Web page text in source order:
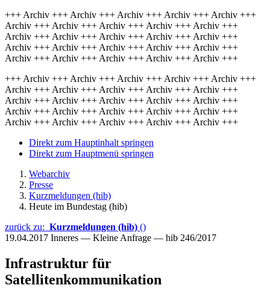
+++ Archiv +++ Archiv +++ Archiv +++ Archiv +++ Archiv +++
Archiv +++ Archiv +++ Archiv +++ Archiv +++ Archiv +++
Archiv +++ Archiv +++ Archiv +++ Archiv +++ Archiv +++
Archiv +++ Archiv +++ Archiv +++ Archiv +++ Archiv +++
Archiv +++ Archiv +++ Archiv +++ Archiv +++ Archiv +++
+++ Archiv +++ Archiv +++ Archiv +++ Archiv +++ Archiv +++
Archiv +++ Archiv +++ Archiv +++ Archiv +++ Archiv +++
Archiv +++ Archiv +++ Archiv +++ Archiv +++ Archiv +++
Archiv +++ Archiv +++ Archiv +++ Archiv +++ Archiv +++
Archiv +++ Archiv +++ Archiv +++ Archiv +++ Archiv +++
Direkt zum Hauptinhalt springen
Direkt zum Hauptmenü springen
Webarchiv
Presse
Kurzmeldungen (hib)
Heute im Bundestag (hib)
zurück zu: Kurzmeldungen (hib) ()
19.04.2017 Inneres — Kleine Anfrage — hib 246/2017
Infrastruktur für
Satellitenkommunikation